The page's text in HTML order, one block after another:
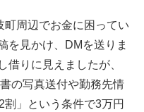
周辺でお金に困ってい
を見かけ、DMを送りま
借りに見えましたが、
の写真送付や勤務先情
」という条件で3万円